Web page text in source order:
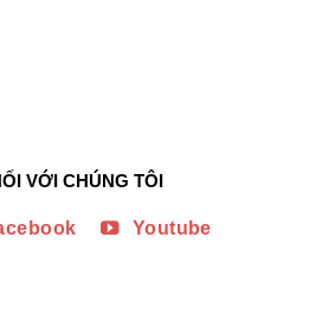
VỚI CHÚNG TÔI
Youtube